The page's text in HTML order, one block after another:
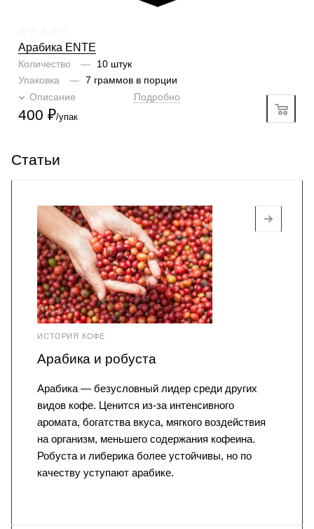
Арабика ENTE
Количество —
10 штук
Упаковка
— 7 граммов в порции
Описание
Подробно
400 ₽/упак
Статьи
ИСТОРИЯ КОФЕ
Арабика и робуста
Арабика — безусловный лидер среди других
видов кофе. Ценится из-за интенсивного
аромата, богатства вкуса, мягкого воздействия
на организм, меньшего содержания кофеина.
Робуста и либерика более устойчивы, но по
качеству уступают арабике.